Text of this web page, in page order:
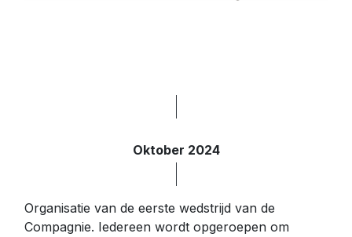
Oktober 2024
Organisatie van de eerste wedstrijd van de
Compagnie. Iedereen wordt opgeroepen om